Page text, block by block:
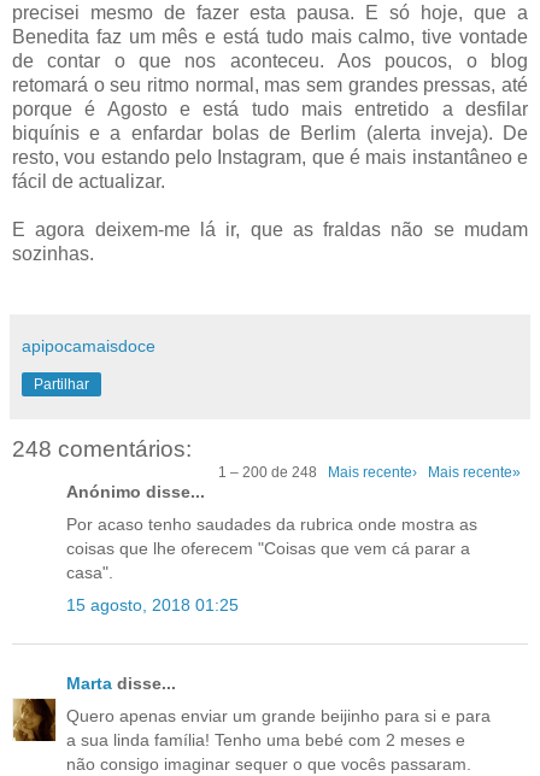
precisei mesmo de fazer esta pausa. E só hoje, que a
Benedita faz um mês e está tudo mais calmo, tive vontade
de contar o que nos aconteceu. Aos poucos, o blog
retomará o seu ritmo normal, mas sem grandes pressas, até
porque é Agosto e está tudo mais entretido a desfilar
biquínis e a enfardar bolas de Berlim (alerta inveja). De
resto, vou estando pelo Instagram, que é mais instantâneo e
fácil de actualizar.
E agora deixem-me lá ir, que as fraldas não se mudam
sozinhas.
apipocamaisdoce
Partilhar
248 comentários:
1 – 200 de 248 Mais recente› Mais recente»
Anónimo disse...
Por acaso tenho saudades da rubrica onde mostra as
coisas que lhe oferecem "Coisas que vem cá parar a
casa".
15 agosto, 2018 01:25
Marta disse...
Quero apenas enviar um grande beijinho para si e para
a sua linda família! Tenho uma bebé com 2 meses e
não consigo imaginar sequer o que vocês passaram.